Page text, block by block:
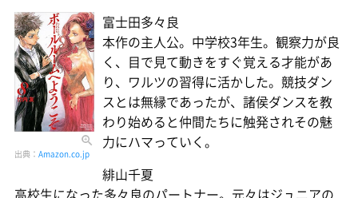
出典： Amazon.co.jp
富士田多々良
本作の主人公。中学校3年生。観察力が良
く、目で見て動きをすぐ覚える才能があ
り、ワルツの習得に活かした。競技ダン
スとは無縁であったが、諸侯ダンスを教
わり始めると仲間たちに触発されその魅
力にハマっていく。
緋山千夏
高校生になった多々良のパートナー。元々はジュニアの